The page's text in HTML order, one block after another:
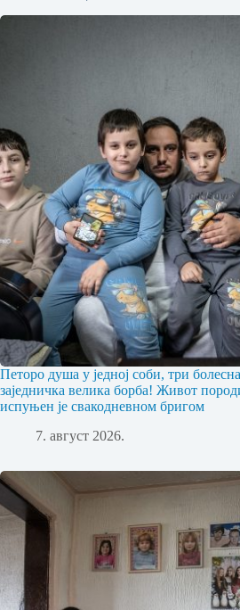
Петоро душа у једној соби, три
заједничка велика борба! Живот
испуњен је свакодневном бригом
7. август 2026.